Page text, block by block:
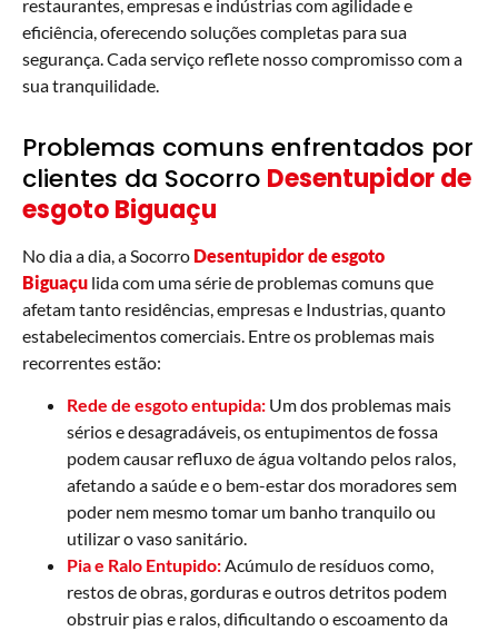
restaurantes, empresas e indústrias com agilidade e
eficiência, oferecendo soluções completas para sua
segurança. Cada serviço reflete nosso compromisso com a
sua tranquilidade.
Problemas comuns enfrentados por
clientes da Socorro Desentupidor de
esgoto Biguaçu
No dia a dia, a Socorro Desentupidor de esgoto
Biguaçu lida com uma série de problemas comuns que
afetam tanto residências, empresas e Industrias, quanto
estabelecimentos comerciais. Entre os problemas mais
recorrentes estão:
Rede de esgoto entupida: Um dos problemas mais
sérios e desagradáveis, os entupimentos de fossa
podem causar refluxo de água voltando pelos ralos,
afetando a saúde e o bem-estar dos moradores sem
poder nem mesmo tomar um banho tranquilo ou
utilizar o vaso sanitário.
Pia e Ralo Entupido:Acúmulo de resíduos como,
restos de obras, gorduras e outros detritos podem
obstruir pias e ralos, dificultando o escoamento da